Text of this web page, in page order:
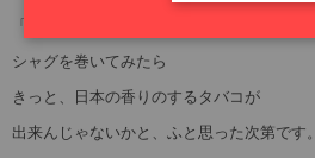
「桜餅」に巻いてある「桜の葉」を枯らして
シャグを巻いてみたら
きっと、日本の香りのするタバコが
出来んじゃないかと、ふと思った次第です。